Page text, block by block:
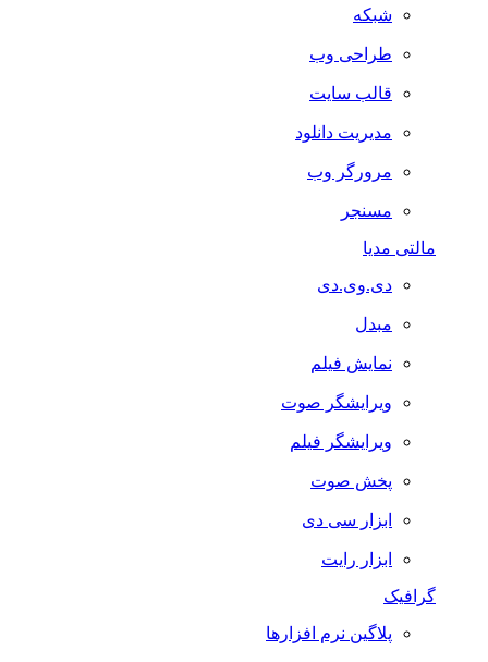
شبکه
طراحی وب
قالب سایت
مدیریت دانلود
مرورگر وب
مسنجر
مالتی مدیا
دی.وی.دی
مبدل
نمایش فیلم
ویرایشگر صوت
ویرایشگر فیلم
پخش صوت
ابزار سی دی
ابزار رایت
گرافیک
پلاگین نرم افزارها